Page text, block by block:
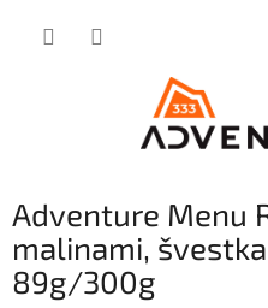
Adventure Menu
malinami,
89g/300g